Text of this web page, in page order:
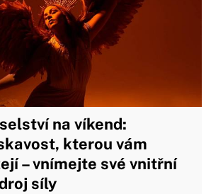
na víkend:
kterou vám
– vnímejte své vnitřní
síly